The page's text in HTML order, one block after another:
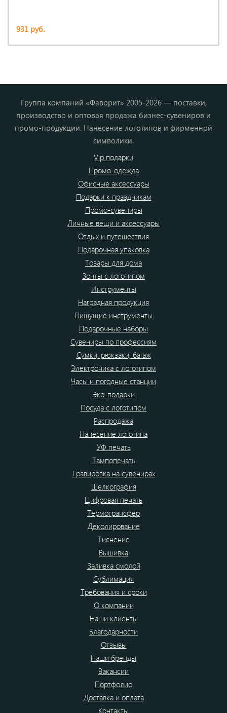
931 руб.
Группа компаний «Фаворит» 2005-2026 — поставки,
производство и оптовая продажа бизнес-сувениров и
промо-продукции. Нанесение логотипов и фирменной
символики.
Vip подарки
Промо-одежда
Офисные аксессуары
Подарки к праздникам
Промо-сувениры
Личные вещи и аксессуары
Отдых и путешествия
Подарочная упаковка
Товары для дома
Зонты с логотипом
Инструменты
Наградная продукция
Пишущие инструменты
Подарочные наборы
Сувениры по профессиям
Сумки, рюкзаки, багаж
Электроника с логотипом
Часы и погодные станции
Эко-подарки
Посуда с логотипом
Распродажа
Нанесение логотипа
УФ печать
Тампопечать
Гравировка на сувенирах
Шелкография
Цифровая печать
Термотрансфер
Деколирование
Тиснение
Вышивка
Заливка смолой
Сублимация
Требования и сроки
О компании
Наши клиенты
Благодарности
Отзывы
Наши бренды
Вакансии
Портфолио
Доставка и оплата
Контакты